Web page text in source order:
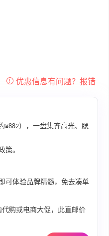
约¥882），一盘集齐高光、腮
策。
可体验品牌精髓，免去凑单
购或电商大促，此直邮价